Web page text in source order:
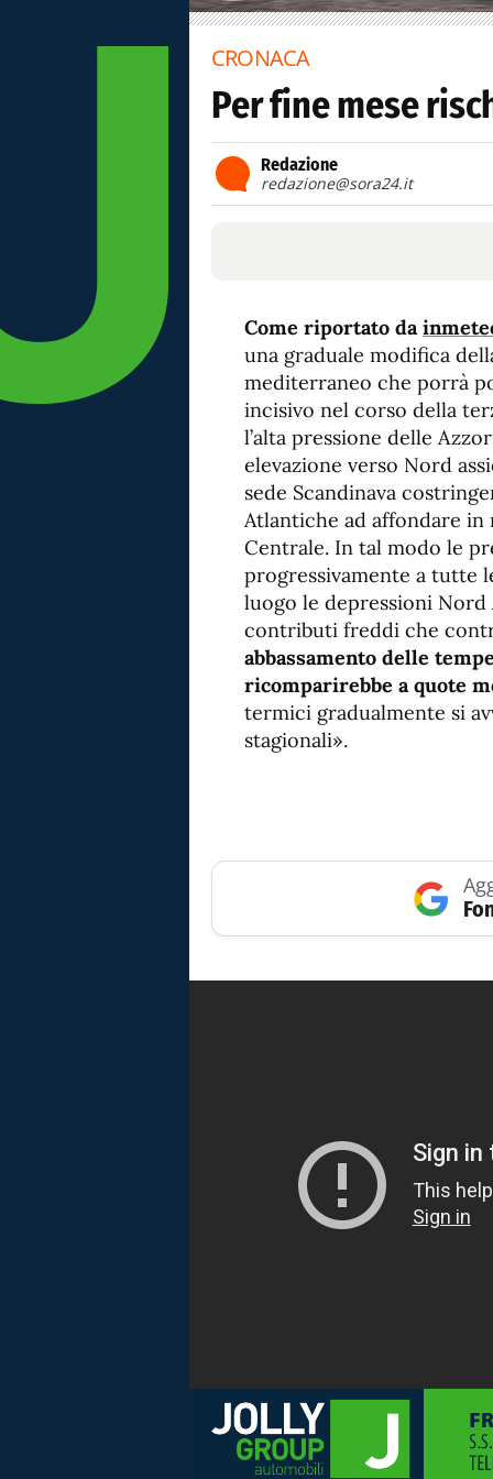
CRONACA
Per fine mese
Redazione
redazione@sora24.it
Come riportato da
una graduale modifica
mediterraneo che porrà
incisivo nel corso della
l’alta pressione delle
elevazione verso Nord
sede Scandinava
Atlantiche ad affondare
Centrale. In tal modo le
progressivamente a tutte
luogo le depressioni
contributi freddi che
abbassamento delle
ricomparirebbe a quote
termici gradualmente si
stagionali».